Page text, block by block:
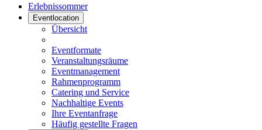
Erlebnissommer
Eventlocation
Übersicht
Eventformate
Veranstaltungsräume
Eventmanagement
Rahmenprogramm
Catering und Service
Nachhaltige Events
Ihre Eventanfrage
Häufig gestellte Fragen